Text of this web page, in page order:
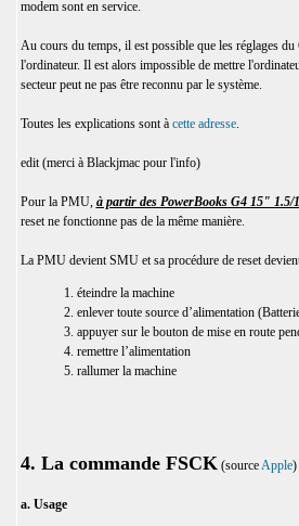
modem sont en service.
Au cours du temps, il est possible que les réglages
l'ordinateur. Il est alors impossible de mettre
secteur peut ne pas être reconnu par le système.
Toutes les explications sont à cette adresse.
edit (merci à Blackjmac pour l'info)
Pour la PMU, à partir des PowerBooks G4 15"
reset ne fonctionne pas de la même manière.
La PMU devient SMU et sa procédure de reset
1. éteindre la machine
2. enlever toute source d’alimentation
3. appuyer sur le bouton de mise en route
4. remettre l’alimentation
5. rallumer la machine
4. La commande FSCK(sourceApple)
a. Usage